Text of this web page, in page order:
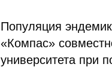
Популяция
«Компас»
университета при